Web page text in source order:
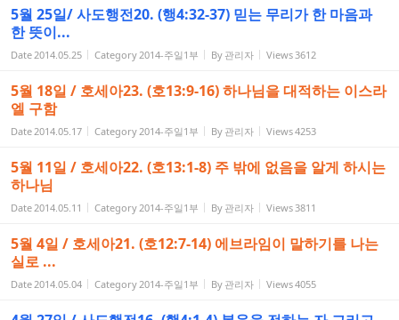
5월 25일/ 사도행전20. (행4:32-37) 믿는 무리가 한 마음과
한 뜻이...
Date2014.05.25 Category2014-주일1부 By 관리자 Views3612
5월 18일 / 호세아23. (호13:9-16) 하나님을 대적하는 이스라
엘 구함
Date2014.05.17 Category2014-주일1부 By 관리자 Views4253
5월 11일 / 호세아22. (호13:1-8) 주 밖에 없음을 알게 하시는
하나님
Date2014.05.11 Category2014-주일1부 By 관리자 Views3811
5월 4일 / 호세아21. (호12:7-14) 에브라임이 말하기를 나는
실로 ...
Date2014.05.04 Category2014-주일1부 By 관리자 Views4055